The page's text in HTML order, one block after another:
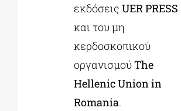
εκδόσεις UER PRESS
και του μη
κερδοσκοπικού
οργανισμούThe
Hellenic Union in
Romania.